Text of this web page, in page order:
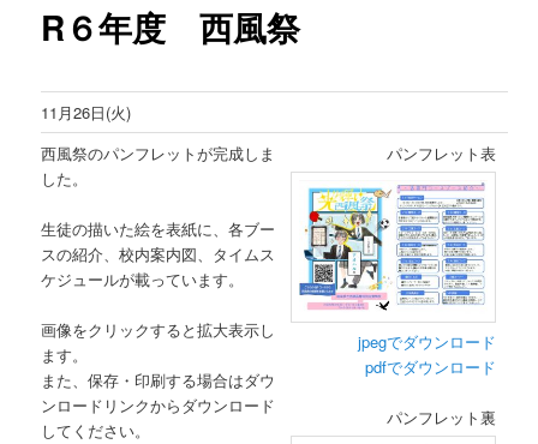
ン
ン
ツ
へ
移
動
R６年度 西風祭
11月26日(火)
西風祭のパンフレットが完成しま
した。
生徒の描いた絵を表紙に、各ブー
スの紹介、校内案内図、タイムス
ケジュールが載っています。
画像をクリックすると拡大表示し
ます。
また、保存・印刷する場合はダウ
ンロードリンクからダウンロード
してください。
パンフレット表
jpegでダウンロード
pdfでダウンロード
パンフレット裏